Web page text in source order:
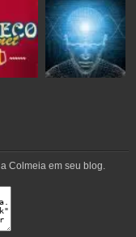
Colmeia em seu blog.